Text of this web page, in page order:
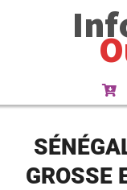
GROSSE